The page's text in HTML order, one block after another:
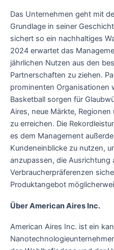
Das Unternehmen geht mit
Grundlage in seiner
sichert so ein nachhaltiges
2024 erwartet das
jährlichen Nutzen aus den
Partnerschaften zu ziehen.
prominenten Organisationen
Basketball sorgen für
Aires, neue Märkte,
zu erreichen. Die
es dem Management
Kundeneinblicke zu nutzen,
anzupassen, die Ausrichtung
Verbraucherpräferenzen
Produktangebot
Über American Aires Inc.
American Aires Inc. ist ein